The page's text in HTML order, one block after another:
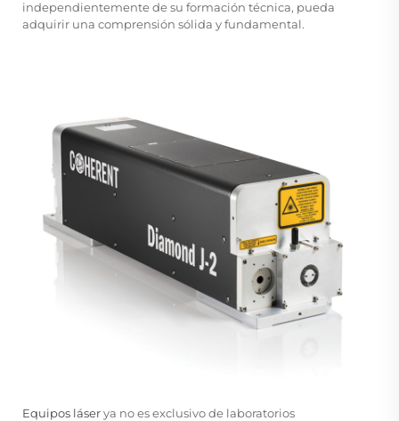
independientemente de su formación técnica, pueda
adquirir una comprensión sólida y fundamental.
Equipos láserya no es exclusivo de laboratorios